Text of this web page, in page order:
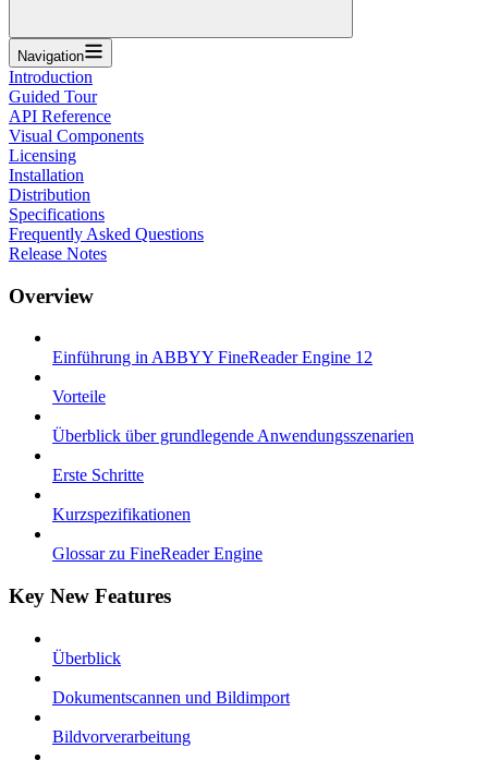
Navigation
Introduction
Guided Tour
API Reference
Visual Components
Licensing
Installation
Distribution
Specifications
Frequently Asked Questions
Release Notes
Overview
Einführung in ABBYY FineReader Engine 12
Vorteile
Überblick über grundlegende Anwendungsszenarien
Erste Schritte
Kurzspezifikationen
Glossar zu FineReader Engine
Key New Features
Überblick
Dokumentscannen und Bildimport
Bildvorverarbeitung